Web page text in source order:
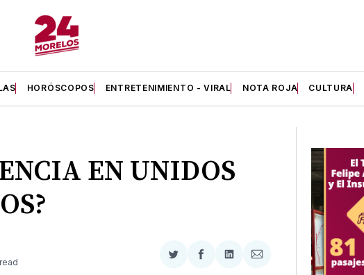
HORÓSCOPOS ENTRETENIMIENTO - VIRAL NOTA ROJA CULTURA
EN UNIDOS
CompartirCompartir
CompartirCompartir